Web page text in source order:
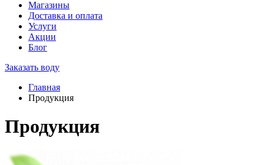
Магазины
Доставка и оплата
Услуги
Акции
Блог
Заказать воду
Главная
Продукция
Продукция